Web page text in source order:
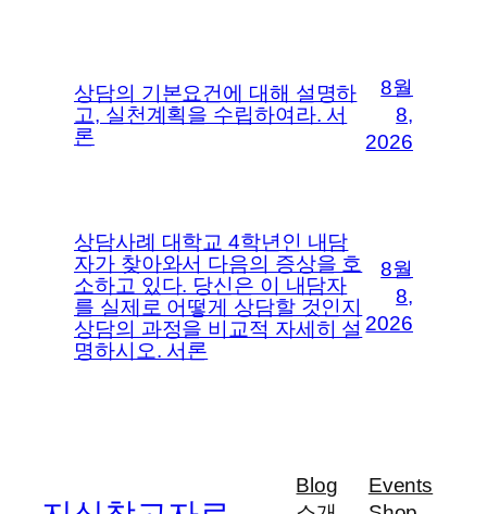
상담의 기본요건에 대해 설명하
고, 실천계획을 수립하여라. 서
론
8월
8,
2026
상담사례 대학교 4학년인 내담
자가 찾아와서 다음의 증상을 호
소하고 있다. 당신은 이 내담자
를 실제로 어떻게 상담할 것인지
상담의 과정을 비교적 자세히 설
명하시오. 서론
8월
8,
2026
Blog
Events